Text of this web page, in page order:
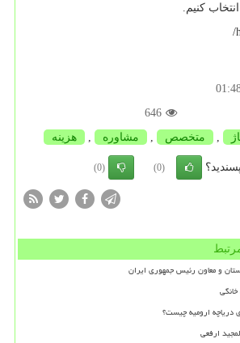
کنیم.
/
646
, متخصص , مشاوره , هزینه
(0)
(0)
و معاون رئیس جمهوری ایران
دریاچه ارومیه چیست؟
ارفعی